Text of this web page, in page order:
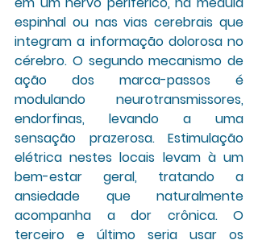
espinhal ou nas vias cerebrais que
integram a informação dolorosa no
cérebro. O segundo mecanismo de
ação dos marca-passos é
modulando neurotransmissores,
endorfinas, levando a uma
sensação prazerosa. Estimulação
elétrica nestes locais levam à um
bem-estar geral, tratando a
ansiedade que naturalmente
acompanha a dor crônica. O
terceiro e último seria usar os